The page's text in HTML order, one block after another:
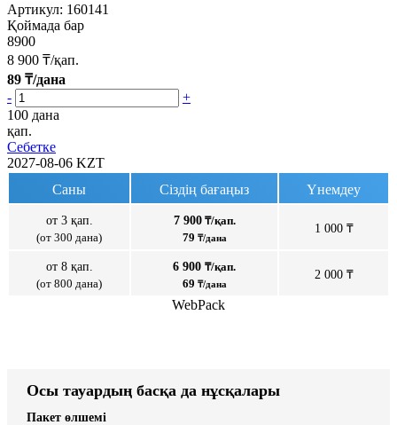
Артикул: 160141
Қоймада бар
8900
8 900 ₸/қап.
89 ₸/дана
-
+
100 дана
қап.
Себетке
2027-08-06 KZT
Саны
Сіздің бағаңыз Үнемдеу
от 3 қап.
(от 300 дана)
7 900₸/қап.
79 ₸/дана
1 000 ₸
от 8 қап.
(от 800 дана)
6 900 ₸/қап.
69 ₸/дана
2 000 ₸
WebPack
Осы тауардың басқа да нұсқалары
Пакет өлшемі